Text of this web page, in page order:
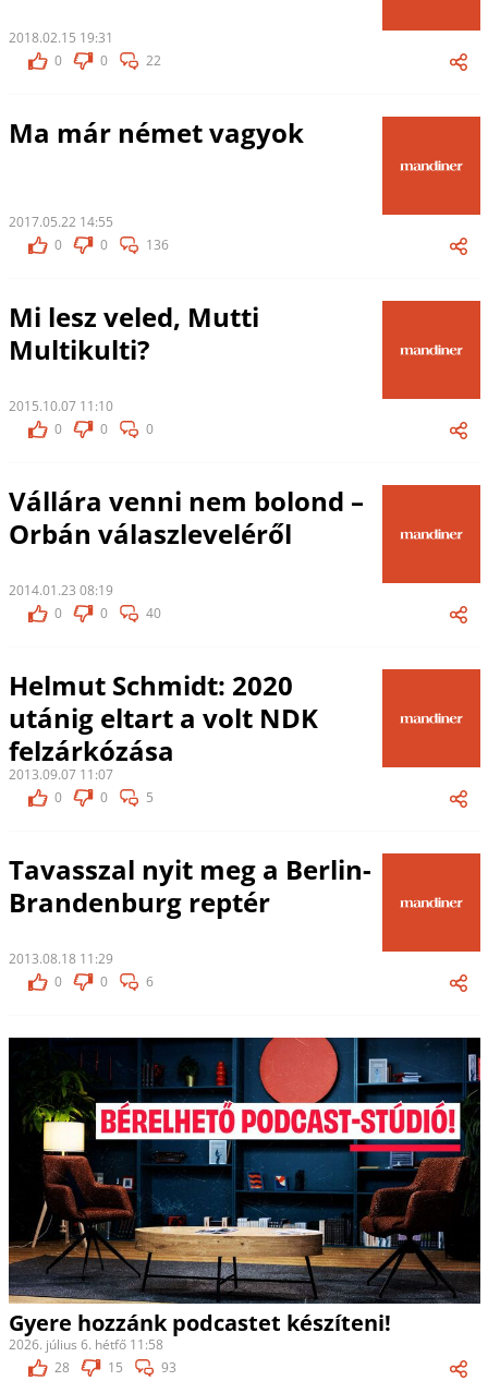
2018.02.15 19:31
0
0 22
Ma már német vagyok
2017.05.22 14:55
0
0 136
Mi lesz veled, Mutti
Multikulti?
2015.10.07 11:10
0
0 0
Vállára venni nem bolond –
Orbán válaszleveléről
2014.01.23 08:19
0
0 40
Helmut Schmidt: 2020
utánig eltart a volt NDK
felzárkózása
2013.09.07 11:07
0
0 5
Tavasszal nyit meg a Berlin-
Brandenburg reptér
2013.08.18 11:29
0
0 6
Gyere hozzánk podcastet készíteni!
2026. július 6. hétfő 11:58
28
15 93